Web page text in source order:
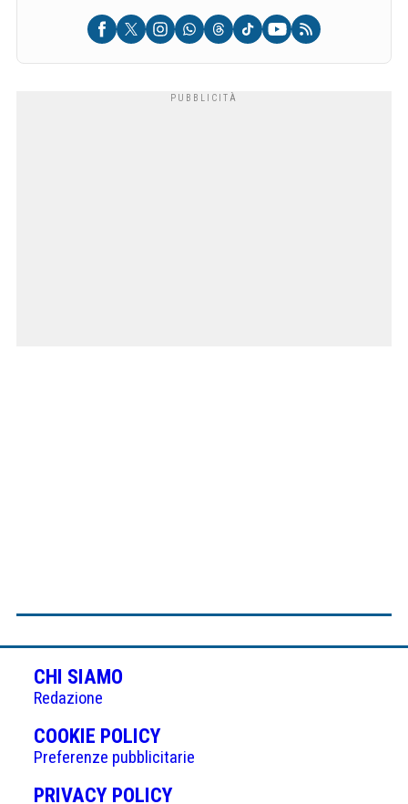
CHI SIAMO
Redazione
COOKIE POLICY(APRE
IN
UNA
Preferenze pubblicitarie
PRIVACY POLICY(APRE